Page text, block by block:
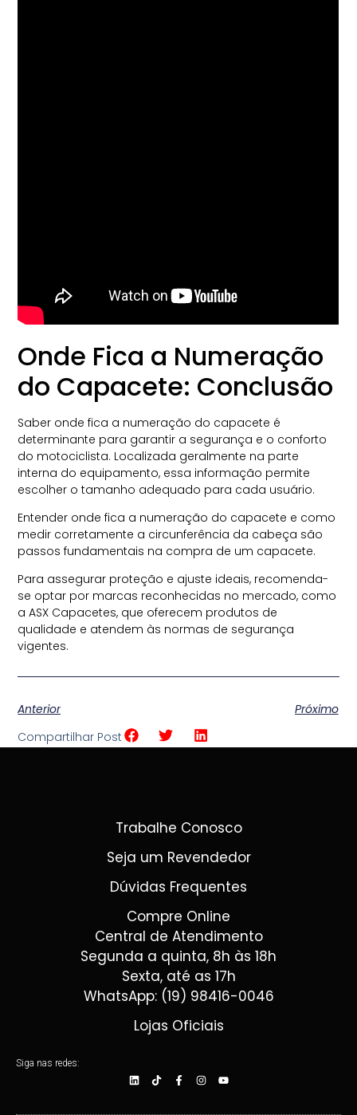
Onde Fica a Numeração
do Capacete: Conclusão
Saber onde fica a numeração do capacete é
determinante para garantir a segurança e o conforto
do motociclista. Localizada geralmente na parte
interna do equipamento, essa informação permite
escolher o tamanho adequado para cada usuário.
Entender onde fica a numeração do capacete e como
medir corretamente a circunferência da cabeça são
passos fundamentais na compra de um capacete.
Para assegurar proteção e ajuste ideais, recomenda-
se optar por marcas reconhecidas no mercado, como
a ASX Capacetes, que oferecem produtos de
qualidade e atendem às normas de segurança
vigentes.
Anterior
Próximo
Compartilhar Post
Trabalhe Conosco
Seja um Revendedor
Dúvidas Frequentes
Compre Online
Central de Atendimento
Segunda a quinta, 8h às 18h
Sexta, até as 17h
WhatsApp: (19) 98416-0046
Lojas Oficiais
Siga nas redes: